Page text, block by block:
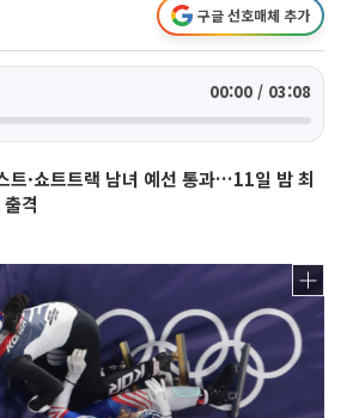
구글 선호매체 추가
00:00 / 03:08
트·쇼트트랙 남녀 예선 통과…11일 밤 최
격